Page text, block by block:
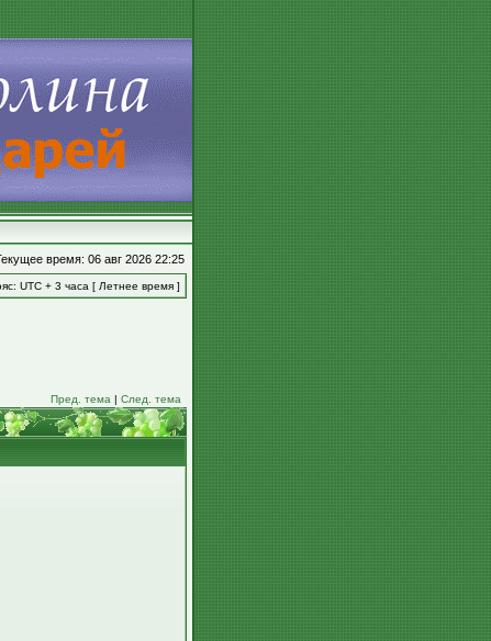
время: 06 авг 2026 22:25
UTC + 3 часа [ Летнее время ]
Пред. тема | След. тема